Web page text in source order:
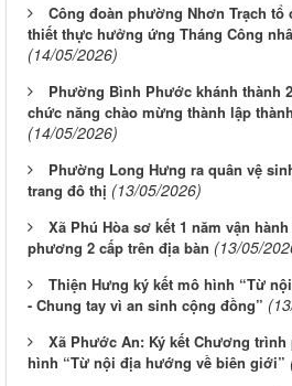
Công đoàn phường Nhơn Trạch tổ
thiết thực hưởng ứng Tháng Công
(14/05/2026)
Phường Bình Phước khánh thành
chức năng chào mừng thành lập
(14/05/2026)
Phường Long Hưng ra quân vệ
trang đô thị (13/05/2026)
Xã Phú Hòa sơ kết 1 năm vận
phương 2 cấp trên địa bàn (13/05/
Thiện Hưng ký kết mô hình “Từ
- Chung tay vì an sinh cộng đồng”
Xã Phước An: Ký kết Chương
hình “Từ nội địa hướng về biên giới”